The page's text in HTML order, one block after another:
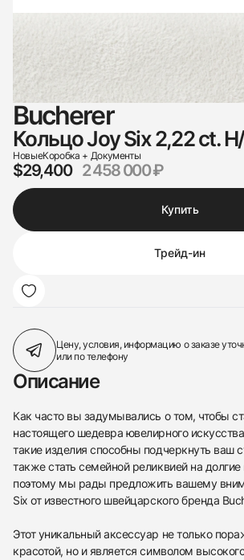
Bucherer
Кольцо Joy Six 2,22 ct.
НовыеКоробка + Документы
$29,400 2 458 000 ₽
Купить
Трейд-ин
Цену, условия, информацию о заказе
или по телефону
Описание
Как часто вы задумывались о том, чтобы
настоящего шедевра ювелирного
такие изделия способны подчеркнуть ваш
также стать семейной реликвией на
поэтому мы рады предложить вашему
Six от известного швейцарского бренда
Этот уникальный аксессуар не только
красотой, но и является символом